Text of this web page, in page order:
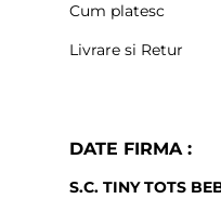
Cum platesc
Livrare si Retur
DATE FIRMA :
S.C. TINY TOTS